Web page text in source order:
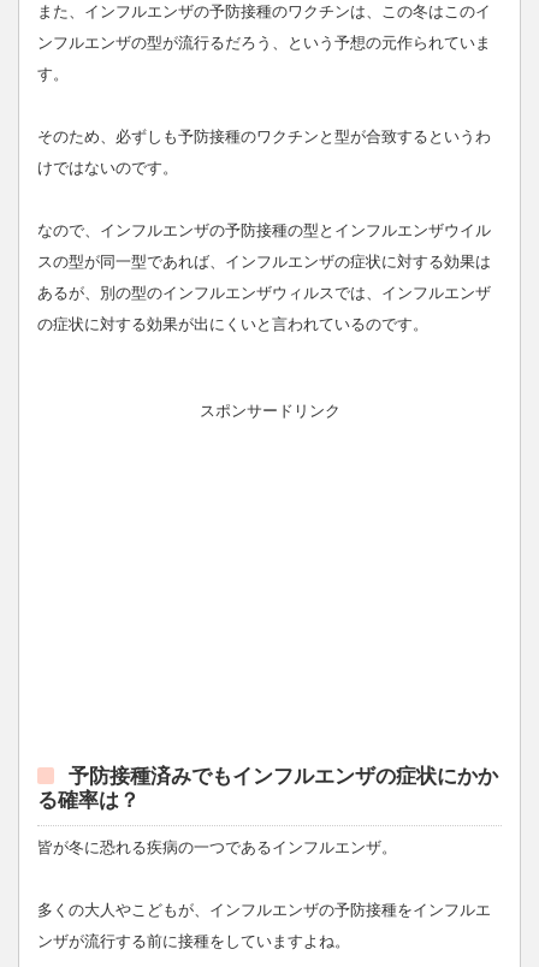
また、インフルエンザの予防接種のワクチンは、この冬はこのイ
ンフルエンザの型が流行るだろう、という予想の元作られていま
す。
そのため、必ずしも予防接種のワクチンと型が合致するというわ
けではないのです。
なので、インフルエンザの予防接種の型とインフルエンザウイル
スの型が同一型であれば、インフルエンザの症状に対する効果は
あるが、別の型のインフルエンザウィルスでは、インフルエンザ
の症状に対する効果が出にくいと言われているのです。
スポンサードリンク
予防接種済みでもインフルエンザの症状にかか
る確率は？
皆が冬に恐れる疾病の一つであるインフルエンザ。
多くの大人やこどもが、インフルエンザの予防接種をインフルエ
ンザが流行する前に接種をしていますよね。